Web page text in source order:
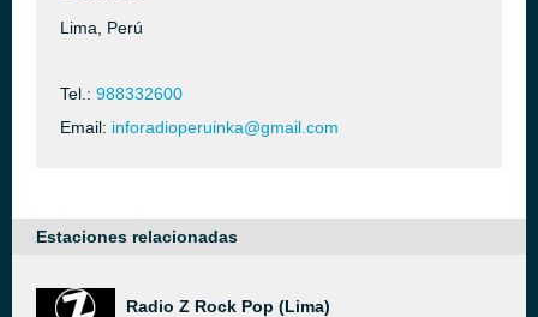
Lima, Perú
Tel.: 988332600
Email: inforadioperuinka@gmail.com
Estaciones relacionadas
Radio Z Rock Pop (Lima)